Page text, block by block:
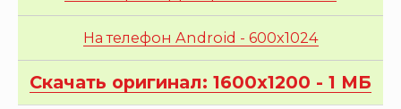
Скачать оригинал: 1600x1200 - 1 МБ
На телефон Android - 600x1024